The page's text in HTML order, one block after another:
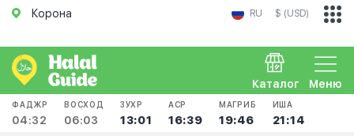
Корона RU $ (USD)
Меню
Каталог
ФАДЖР
04:32
ВОСХОД
06:03
ЗУХР
13:01
АСР
16:39
МАГРИБ
19:46
ИША
21:14